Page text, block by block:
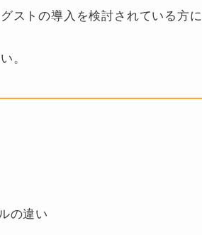
ストの導入を検討されている方
。
の違い